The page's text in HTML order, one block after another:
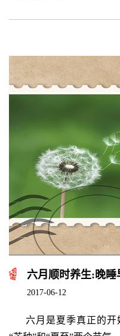
六月顺时养生:晚睡
2017-06-12
六月是夏季真正的